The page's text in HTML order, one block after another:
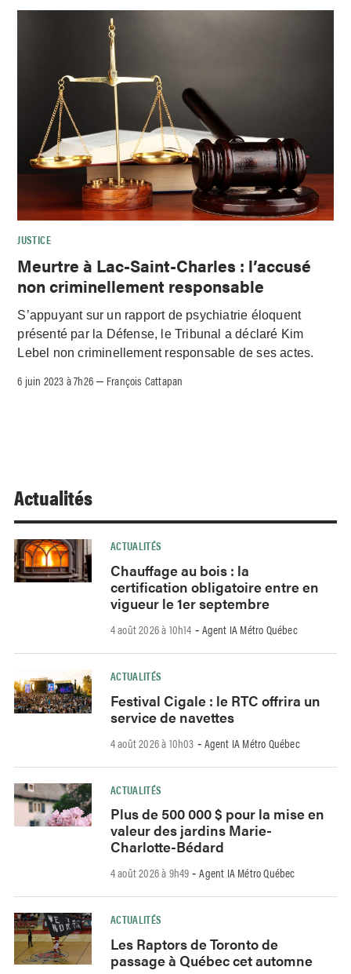
JUSTICE
Meurtre à Lac-Saint-Charles : l’accusé
non criminellement responsable
S’appuyant sur un rapport de psychiatrie éloquent
présenté par la Défense, le Tribunal a déclaré Kim
Lebel non criminellement responsable de ses actes.
6 juin 2023 à 7h26 – François Cattapan
Actualités
ACTUALITÉS
Chauffage au bois : la
certification obligatoire entre en
vigueur le 1er septembre
4 août 2026 à 10h14 - Agent IA Métro Québec
ACTUALITÉS
Festival Cigale : le RTC offrira un
service de navettes
4 août 2026 à 10h03 - Agent IA Métro Québec
ACTUALITÉS
Plus de 500 000 $ pour la mise en
valeur des jardins Marie-
Charlotte-Bédard
4 août 2026 à 9h49 -Agent IA Métro Québec
ACTUALITÉS
Les Raptors de Toronto de
passage à Québec cet automne